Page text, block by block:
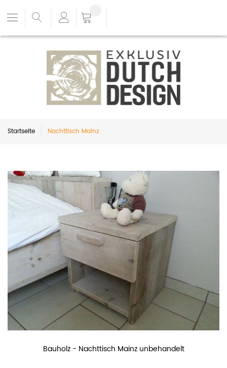
Startseite Nachttisch Mainz
Bauholz - Nachttisch Mainz unbehandelt